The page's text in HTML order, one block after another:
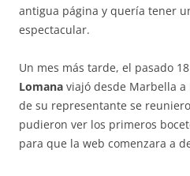
antigua página y quería tener
espectacular.
Un mes más tarde, el pasado
Lomana viajó desde Marbella
de su representante se
pudieron ver los primeros
para que la web comenzara a